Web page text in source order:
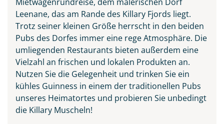
Irland - die grüne Insel
Facebook
Instagram
X
Leenane, das am Rande des Killary Fjords liegt.
Trotz seiner kleinen Größe herrscht in den beiden
Pubs des Dorfes immer eine rege Atmosphäre. Die
umliegenden Restaurants bieten außerdem eine
Vielzahl an frischen und lokalen Produkten an.
Nutzen Sie die Gelegenheit und trinken Sie ein
kühles Guinness in einem der traditionellen Pubs
unseres Heimatortes und probieren Sie unbedingt
die Killary Muscheln!